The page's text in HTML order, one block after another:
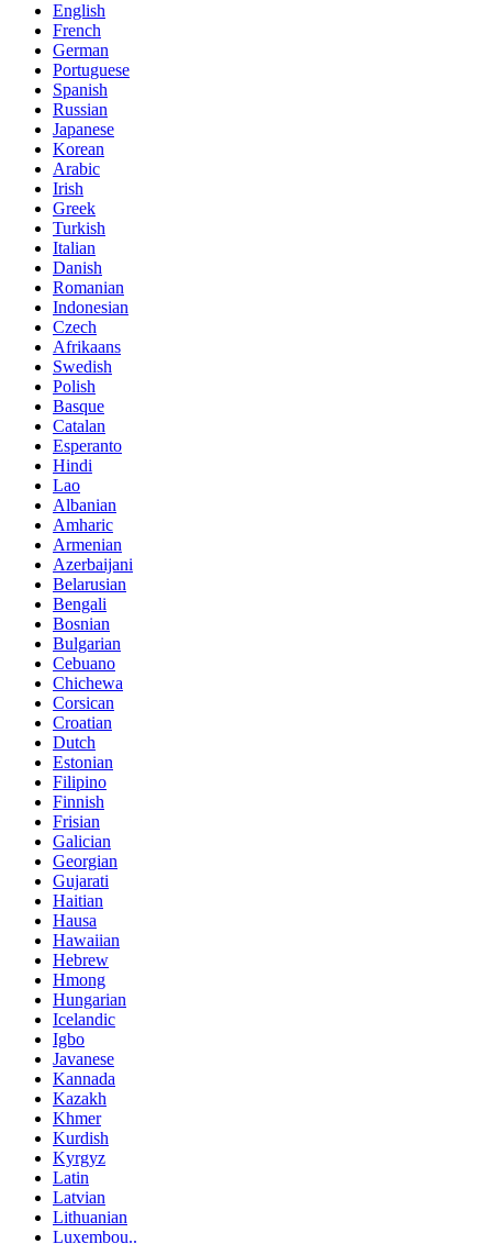
English
French
German
Portuguese
Spanish
Russian
Japanese
Korean
Arabic
Irish
Greek
Turkish
Italian
Danish
Romanian
Indonesian
Czech
Afrikaans
Swedish
Polish
Basque
Catalan
Esperanto
Hindi
Lao
Albanian
Amharic
Armenian
Azerbaijani
Belarusian
Bengali
Bosnian
Bulgarian
Cebuano
Chichewa
Corsican
Croatian
Dutch
Estonian
Filipino
Finnish
Frisian
Galician
Georgian
Gujarati
Haitian
Hausa
Hawaiian
Hebrew
Hmong
Hungarian
Icelandic
Igbo
Javanese
Kannada
Kazakh
Khmer
Kurdish
Kyrgyz
Latin
Latvian
Lithuanian
Luxembou..